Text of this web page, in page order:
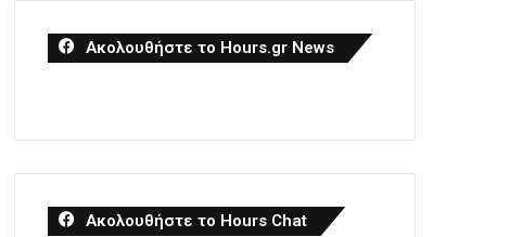
Ακολουθήστε το Hours.gr News
Ακολουθήστε το Hours Chat